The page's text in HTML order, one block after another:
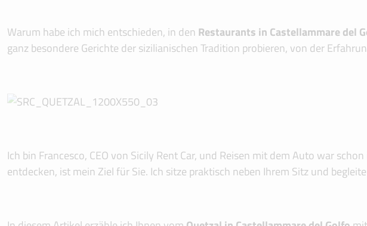
Warum habe ich mich entschieden, in den Restaurants in Castellammare del
ganz besondere Gerichte der sizilianischen Tradition probieren, von der
Ich bin Francesco, CEO von Sicily Rent Car, und Reisen mit dem Auto war
entdecken, ist mein Ziel für Sie. Ich sitze praktisch neben Ihrem Sitz und